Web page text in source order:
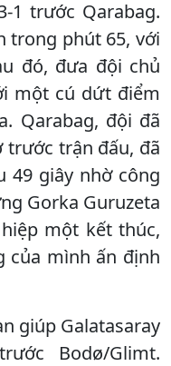
1 trước Qarabag.
trong phút 65, với
đó, đưa đội chủ
một cú dứt điểm
Qarabag, đội đã
trước trận đấu, đã
49 giây nhờ công
Gorka Guruzeta
một kết thúc,
của mình ấn định
giúp Galatasaray
Bodø/Glimt.